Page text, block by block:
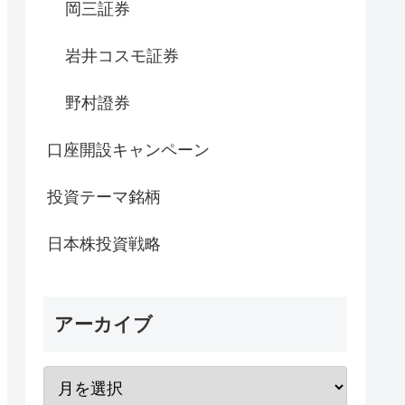
岡三証券
岩井コスモ証券
野村證券
口座開設キャンペーン
投資テーマ銘柄
日本株投資戦略
アーカイブ